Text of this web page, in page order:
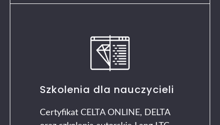
Szkolenia dla nauczycieli
Certyfikat CELTA ONLINE, DELTA